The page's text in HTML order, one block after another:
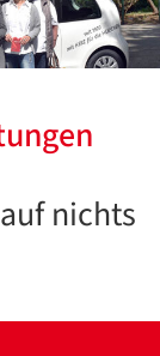
nichts